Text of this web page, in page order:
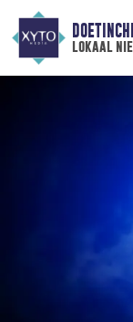
lokaal